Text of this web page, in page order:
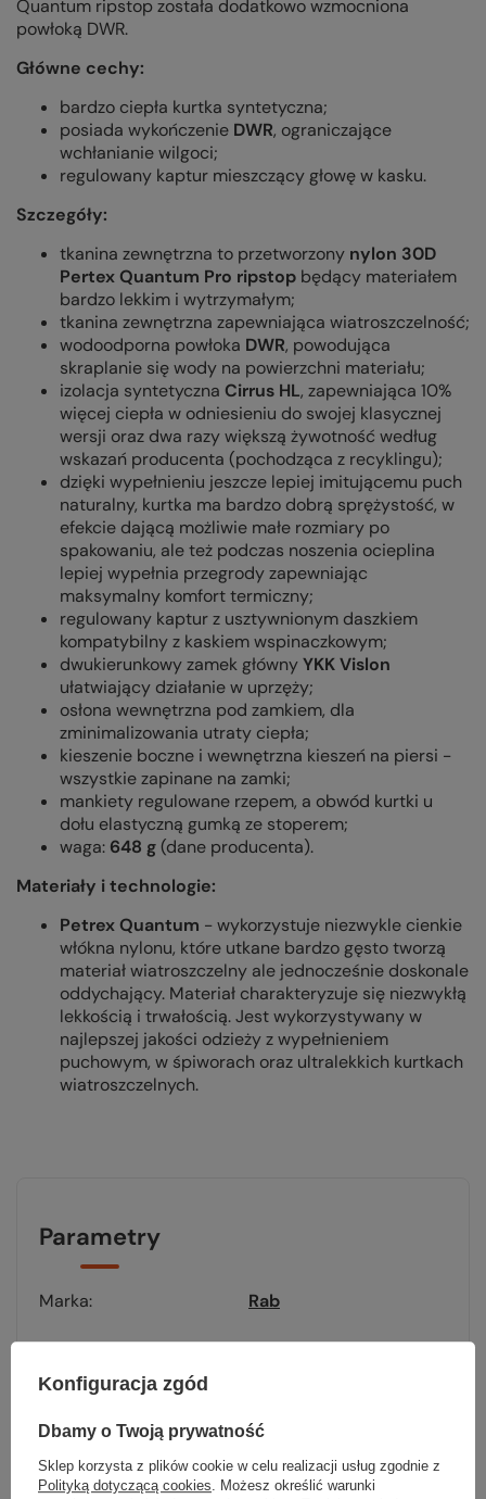
Quantum ripstop została dodatkowo wzmocniona
powłoką DWR.
Główne cechy:
bardzo ciepła kurtka syntetyczna;
posiada wykończenie DWR, ograniczające
wchłanianie wilgoci;
regulowany kaptur mieszczący głowę w kasku.
Szczegóły:
tkanina zewnętrzna to przetworzony nylon 30D
Pertex Quantum Pro ripstop będący materiałem
bardzo lekkim i wytrzymałym;
tkanina zewnętrzna zapewniająca wiatroszczelność;
wodoodporna powłoka DWR, powodująca
skraplanie się wody na powierzchni materiału;
izolacja syntetyczna Cirrus HL, zapewniająca 10%
więcej ciepła w odniesieniu do swojej klasycznej
wersji oraz dwa razy większą żywotność według
wskazań producenta (pochodząca z recyklingu);
dzięki wypełnieniu jeszcze lepiej imitującemu puch
naturalny, kurtka ma bardzo dobrą sprężystość, w
efekcie dającą możliwie małe rozmiary po
spakowaniu, ale też podczas noszenia ocieplina
lepiej wypełnia przegrody zapewniając
maksymalny komfort termiczny;
regulowany kaptur z usztywnionym daszkiem
kompatybilny z kaskiem wspinaczkowym;
dwukierunkowy zamek głównyYKK Vislon
ułatwiający działanie w uprzęży;
osłona wewnętrzna pod zamkiem, dla
zminimalizowania utraty ciepła;
kieszenie boczne i wewnętrzna kieszeń na piersi -
wszystkie zapinane na zamki;
mankiety regulowane rzepem, a obwód kurtki u
dołu elastyczną gumką ze stoperem;
waga: 648 g(dane producenta).
Materiały i technologie:
Petrex Quantum - wykorzystuje niezwykle cienkie
włókna nylonu, które utkane bardzo gęsto tworzą
materiał wiatroszczelny ale jednocześnie doskonale
oddychający. Materiał charakteryzuje się niezwykłą
lekkością i trwałością. Jest wykorzystywany w
najlepszej jakości odzieży z wypełnieniem
puchowym, w śpiworach oraz ultralekkich kurtkach
wiatroszczelnych.
Parametry
Marka Rab
Wypełnienie
Kieszenie
3
Konfiguracja zgód
Dbamy o Twoją prywatność
Sklep korzysta z plików cookie w celu realizacji usług zgodnie z
Polityką dotyczącą cookies . Możesz określić warunki